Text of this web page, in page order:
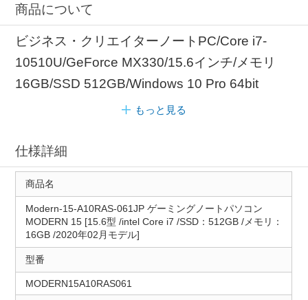
商品について
ビジネス・クリエイターノートPC/Core i7-
10510U/GeForce MX330/15.6インチ/メモリ
16GB/SSD 512GB/Windows 10 Pro 64bit
もっと見る
仕様詳細
商品名
Modern-15-A10RAS-061JP ゲーミングノートパソコン
MODERN 15 [15.6型 /intel Core i7 /SSD：512GB /メモリ：
16GB /2020年02月モデル]
型番
MODERN15A10RAS061